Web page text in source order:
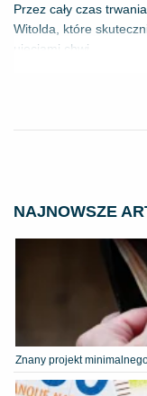
Przez cały czas
Witolda, które
ujęciami chwi...
NAJNOWSZE
Znany projekt